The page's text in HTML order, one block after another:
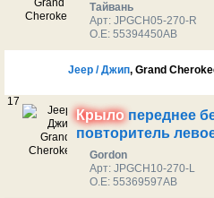
Тайвань
Арт: JPGCH05-270-R
O.E: 55394450AB
Jeep / Джип, Grand
17
Крылопереднее
повторитель
Gordon
Арт: JPGCH10-270-L
O.E: 55369597AB